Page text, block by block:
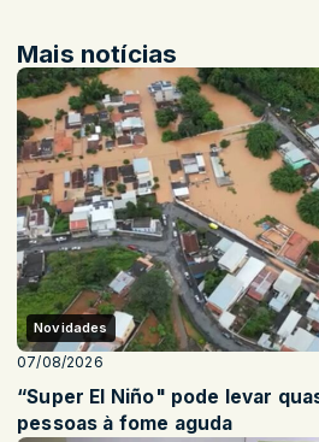
Mais notícias
Novidades
07/08/2026
“Super El Niño" pode levar
pessoas à fome aguda